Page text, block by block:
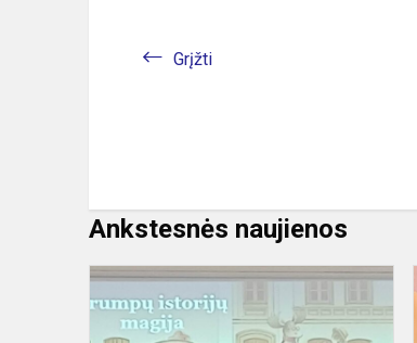
Grįžti
Ankstesnės naujienos